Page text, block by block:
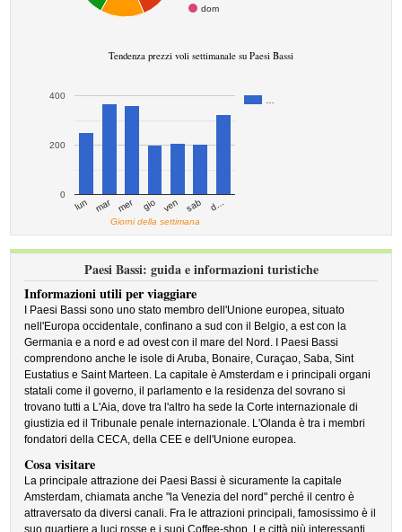
dom
Tendenza prezzi voli settimanale su Paesi Bassi
lun mar mer gio ven sab d…
0
200
400
Giorni della settimana
Paesi Bassi: guida e informazioni turistiche
Informazioni utili per viaggiare
I Paesi Bassi sono uno stato membro dell'Unione europea, situato
nell'Europa occidentale, confinano a sud con il Belgio, a est con la
Germania e a nord e ad ovest con il mare del Nord. I Paesi Bassi
comprendono anche le isole di Aruba, Bonaire, Curaçao, Saba, Sint
Eustatius e Saint Marteen. La capitale è Amsterdam e i principali organi
statali come il governo, il parlamento e la residenza del sovrano si
trovano tutti a L'Aia, dove tra l'altro ha sede la Corte internazionale di
giustizia ed il Tribunale penale internazionale. L'Olanda è tra i membri
fondatori della CECA, della CEE e dell'Unione europea.
Cosa visitare
La principale attrazione dei Paesi Bassi è sicuramente la capitale
Amsterdam, chiamata anche "la Venezia del nord" perché il centro è
attraversato da diversi canali. Fra le attrazioni principali, famosissimo è il
suo quartiere a luci rosse e i suoi Coffee-shop. Le città più interessanti